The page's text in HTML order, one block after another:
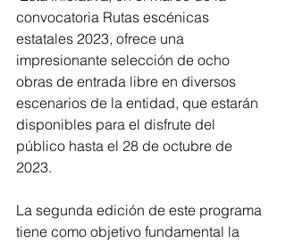
convocatoria Rutas escénicas
estatales 2023, ofrece una
impresionante selección de ocho
obras de entrada libre en diversos
escenarios de la entidad, que estarán
disponibles para el disfrute del
público hasta el 28 de octubre de
2023.
La segunda edición de este programa
tiene como objetivo fundamental la